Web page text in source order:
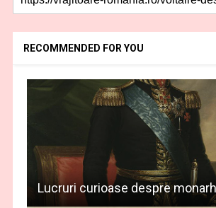
RECOMMENDED FOR YOU
Lucruri curioase despre